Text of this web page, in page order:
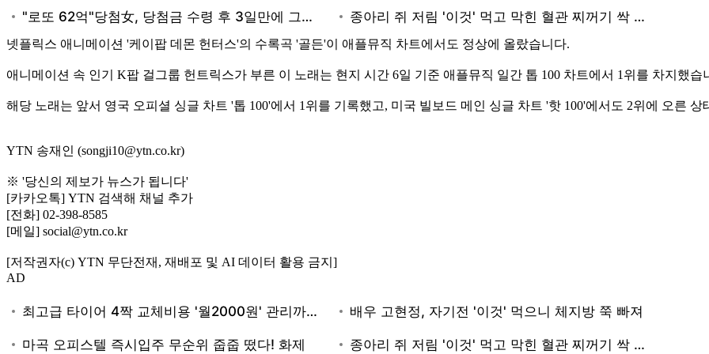
넷플릭스 애니메이션 '케이팝 데몬 헌터스'의 수록곡 '골든'이 애플뮤직 차트에서도 정상에 올랐습니다.
애니메이션 속 인기 K팝 걸그룹 헌트릭스가 부른 이 노래는 현지 시간 6일 기준 애플뮤직 일간 톱 100 차트에서 1위를 차지했습
해당 노래는 앞서 영국 오피셜 싱글 차트 '톱 100'에서 1위를 기록했고, 미국 빌보드 메인 싱글 차트 '핫 100'에서도 2위에 오른 상
YTN 송재인 (songji10@ytn.co.kr)
※ '당신의 제보가 뉴스가 됩니다'
[카카오톡] YTN 검색해 채널 추가
[전화] 02-398-8585
[메일] social@ytn.co.kr
[저작권자(c) YTN 무단전재, 재배포 및 AI 데이터 활용 금지]
AD